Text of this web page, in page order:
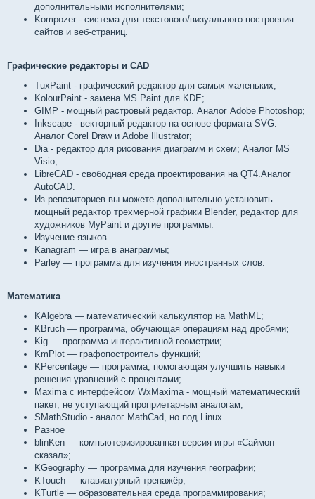
дополнительными исполнителями;
Kompozer - система для текстового/визуального построения
сайтов и веб-страниц.
Графические редакторы и CAD
TuxPaint - графический редактор для самых маленьких;
KolourPaint - замена MS Paint для KDE;
GIMP - мощный растровый редактор. Аналог Adobe Photoshop;
Inkscape - векторный редактор на основе формата SVG.
Аналог Corel Draw и Adobe Illustrator;
Dia - редактор для рисования диаграмм и схем; Аналог MS
Visio;
LibreCAD - свободная среда проектирования на QT4.Аналог
AutoCAD.
Из репозиториев вы можете дополнительно установить
мощный редактор трехмерной графики Blender, редактор для
художников MyPaint и другие программы.
Изучение языков
Kanagram — игра в анаграммы;
Parley — программа для изучения иностранных слов.
Математика
KAlgebra — математический калькулятор на MathML;
KBruch — программа, обучающая операциям над дробями;
Kig — программа интерактивной геометрии;
KmPlot — графопостроитель функций;
KPercentage — программа, помогающая улучшить навыки
решения уравнений с процентами;
Maxima с интерфейсом WxMaxima - мощный математический
пакет, не уступающий проприетарным аналогам;
SMathStudio - аналог MathCad, но под Linux.
Разное
blinKen — компьютеризированная версия игры «Саймон
сказал»;
KGeography — программа для изучения географии;
KTouch — клавиатурный тренажёр;
KTurtle — образовательная среда программирования;